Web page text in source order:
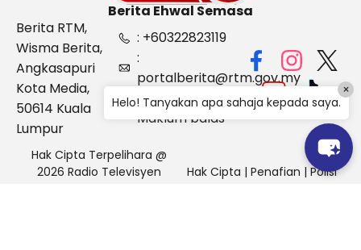
Berita Ehwal Semasa
Berita RTM,
Wisma Berita,
Angkasapuri
Kota Media,
50614 Kuala
Lumpur
: +60322823119
:
portalberita@rtm.gov.my
: Aduan &
Maklum balas
Hak Cipta Terpelihara @
2026 Radio Televisyen
Hak Cipta | Penafian | Polisi
Helo! Tanyakan apa sahaja kepada saya.
×